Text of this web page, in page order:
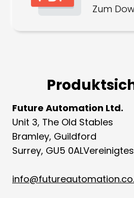
Zum
Future Automation Ltd.
Unit 3, The Old Stables
Bramley, Guildford
Surrey, GU5